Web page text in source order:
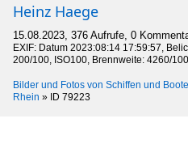
Heinz Haege
15.08.2023, 376 Aufrufe, 0
EXIF: Datum 2023:08:14 17:59:57,
200/100, ISO100, Brennweite: 4260/
Bilder und Fotos von Schiffen und
Rhein » ID 79223